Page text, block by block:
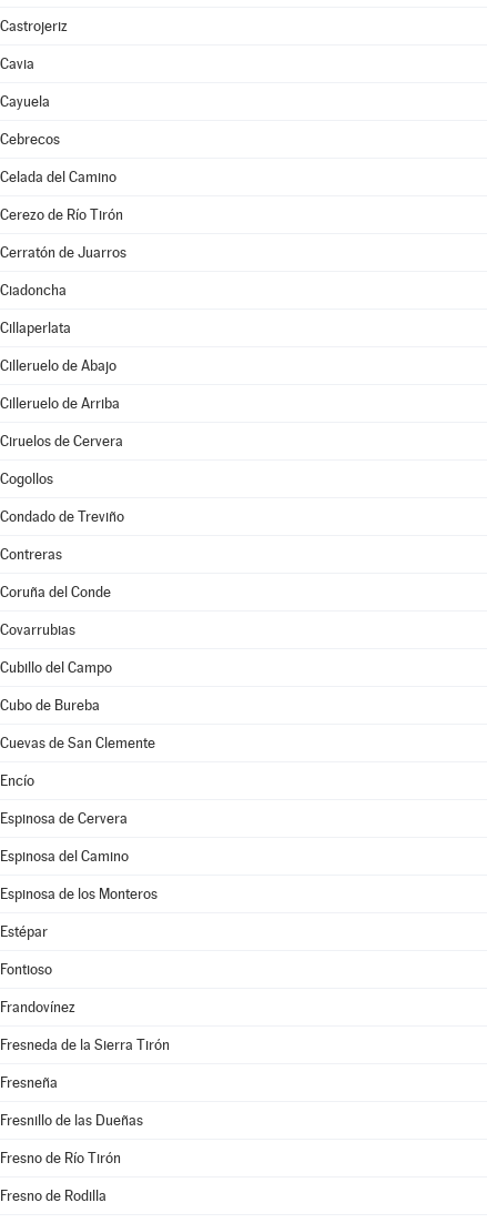
Castrojeriz
Cavia
Cayuela
Cebrecos
Celada del Camino
Cerezo de Río Tirón
Cerratón de Juarros
Ciadoncha
Cillaperlata
Cilleruelo de Abajo
Cilleruelo de Arriba
Ciruelos de Cervera
Cogollos
Condado de Treviño
Contreras
Coruña del Conde
Covarrubias
Cubillo del Campo
Cubo de Bureba
Cuevas de San Clemente
Encío
Espinosa de Cervera
Espinosa del Camino
Espinosa de los Monteros
Estépar
Fontioso
Frandovínez
Fresneda de la Sierra Tirón
Fresneña
Fresnillo de las Dueñas
Fresno de Río Tirón
Fresno de Rodilla